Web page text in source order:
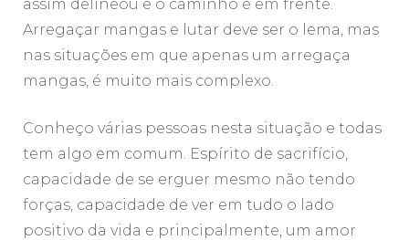
assim delineou e o caminho é em frente.
Arregaçar mangas e lutar deve ser o lema, mas
nas situações em que apenas um arregaça
mangas, é muito mais complexo.
Conheço várias pessoas nesta situação e todas
tem algo em comum. Espírito de sacrifício,
capacidade de se erguer mesmo não tendo
forças, capacidade de ver em tudo o lado
positivo da vida e principalmente, um amor